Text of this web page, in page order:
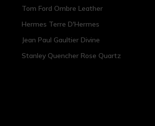
Tom Ford Ombre Leather
Hermes Terre D'Hermes
Jean Paul Gaultier Divine
Stanley Quencher Rose Quartz